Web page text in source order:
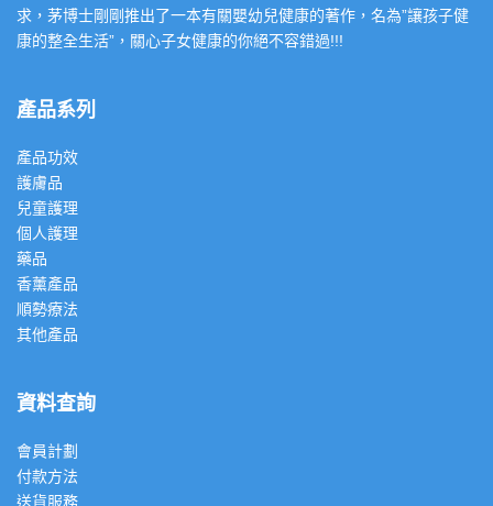
求，茅博士剛剛推出了一本有關嬰幼兒健康的著作，名為”讓孩子健
康的整全生活”，關心子女健康的你絕不容錯過!!!
產品系列
產品功效
護膚品
兒童護理
個人護理
藥品
香薰產品
順勢療法
其他產品
資料查詢
會員計劃
付款方法
送貨服務